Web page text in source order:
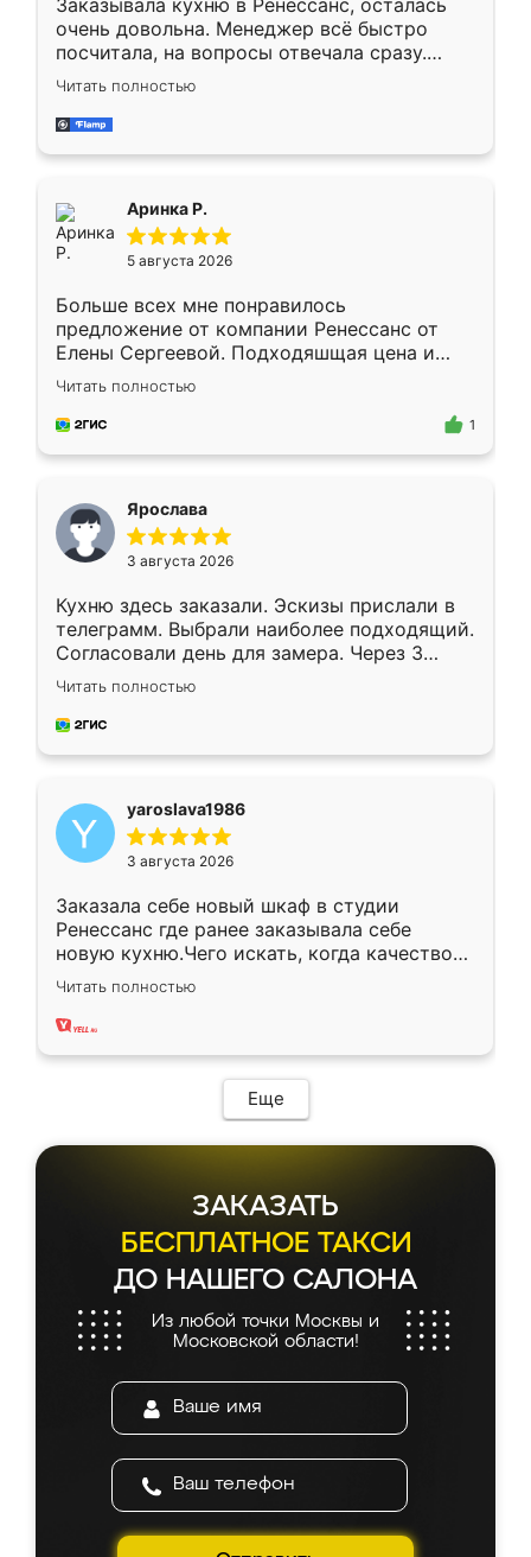
Заказывала кухню в Ренессанс, осталась
очень довольна. Менеджер всё быстро
посчитала, на вопросы отвечала сразу.
Замерщик приехал в субботу, подошёл к
делу со всей ответственностью. Собрали
за день, ребята работали аккуратно, даже
Читать полностью
Аринка Р.
5 августа 2026
Больше всех мне понравилось
предложение от компании Ренессанс от
Елены Сергеевой. Подходяшщая цена и
короткие сроки изготовления. Приехавший
для замера сотрудник Владислав
предложил по моему эскизу самый
Читать полностью
1
Ярослава
3 августа 2026
Кухню здесь заказали. Эскизы прислали в
телеграмм. Выбрали наиболее подходящий.
Согласовали день для замера. Через 3
недели кухня была уже готова. Остались
довольны работой. Спасибо Ренессанс
мебель за качественную работу!
Читать полностью
yaroslava1986
3 августа 2026
Заказала себе новый шкаф в студии
Ренессанс где ранее заказывала себе
новую кухню.Чего искать, когда качеством
вполне довольна. Служит кухня уже почти
два года, нареканий нет.
Читать полностью
Еще
ЗАКАЗАТЬ
БЕСПЛАТНОЕ ТАКСИ
ДО НАШЕГО САЛОНА
Из любой точки Москвы и
Московской области!